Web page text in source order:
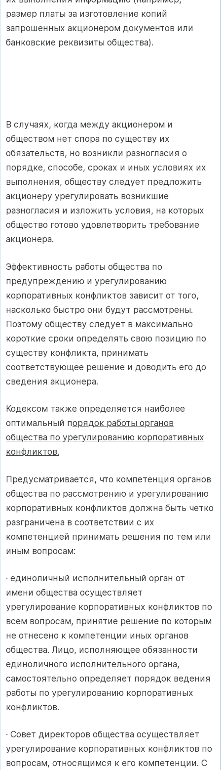
размер платы за изготовление копий
запрошенных акционером документов или
банковские реквизиты общества).
В случаях, когда между акционером и
обществом нет спора по существу их
обязательств, но возникли разногласия о
порядке, способе, сроках и иных условиях их
выполнения, обществу следует предложить
акционеру урегулировать возникшие
разногласия и изложить условия, на которых
общество готово удовлетворить требование
акционера.
Эффективность работы общества по
предупреждению и урегулированию
корпоративных конфликтов зависит от того,
насколько быстро они будут рассмотрены.
Поэтому обществу следует в максимально
короткие сроки определять свою позицию по
существу конфликта, принимать
соответствующее решение и доводить его до
сведения акционера.
Кодексом также определяется наиболее
оптимальный порядок работы органов
общества по урегулированию корпоративных
конфликтов.
Предусматривается, что компетенция органов
общества по рассмотрению и урегулированию
корпоративных конфликтов должна быть четко
разграничена в соответствии с их
компетенцией принимать решения по тем или
иным вопросам:
· единоличный исполнительный орган от
имени общества осуществляет
урегулирование корпоративных конфликтов по
всем вопросам, принятие решение по которым
не отнесено к компетенции иных органов
общества. Лицо, исполняющее обязанности
единоличного исполнительного органа,
самостоятельно определяет порядок ведения
работы по урегулированию корпоративных
конфликтов.
· Совет директоров общества осуществляет
урегулирование корпоративных конфликтов по
вопросам, относящимся к его компетенции. С